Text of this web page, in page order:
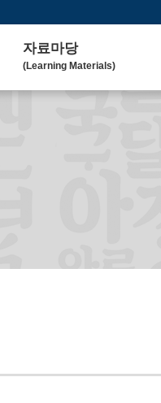
자료마당
(Learning Materials)
한국 교육 자료